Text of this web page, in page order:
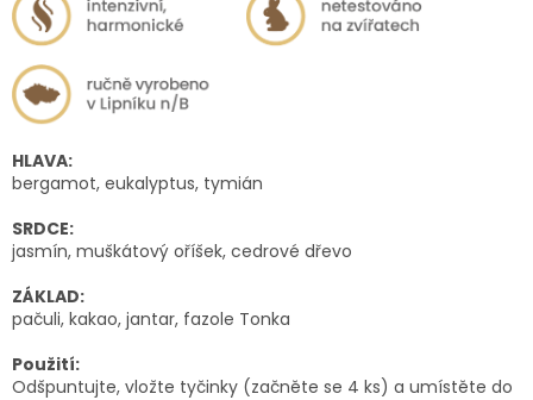
HLAVA:
bergamot, eukalyptus, tymián
SRDCE:
jasmín, muškátový oříšek, cedrové dřevo
ZÁKLAD:
pačuli, kakao, jantar, fazole Tonka
Použití:
Odšpuntujte, vložte tyčinky (začněte se 4 ks) a umístěte do